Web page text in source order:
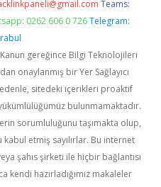
Teams:
0262 606 0 726 Telegram:
Kanun gereğince Bilgi Teknolojileri
onaylanmış bir Yer Sağlayıcı
sitedeki içerikleri proaktif
bulunmamaktadır.
sorumluluğunu taşımakta olup,
etmiş sayılırlar. Bu internet
şahıs şirketi ile hiçbir bağlantısı
kendi hazırladığımız makaleler